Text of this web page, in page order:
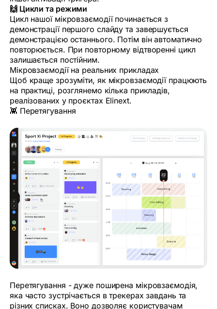
🙌 Цикли та режими
Цикл нашої мікровзаємодії починається з
демонстрації першого слайду та завершується
демонстрацією останнього. Потім він автоматично
повторюється. При повторному відтворенні цикл
залишається постійним.
Мікровзаємодії на реальних прикладах
Щоб краще зрозуміти, як мікровзаємодії працюють
на практиці, розглянемо кілька прикладів,
реалізованих у проєктах Elinext.
👾 Перетягування
Перетягування - дуже поширена мікровзаємодія,
яка часто зустрічається в трекерах завдань та
різних списках. Воно дозволяє користувачам